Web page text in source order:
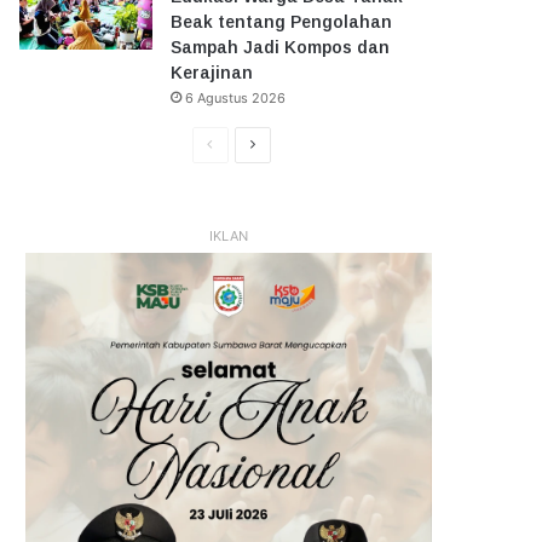
Beak tentang Pengolahan
Sampah Jadi Kompos dan
Kerajinan
6 Agustus 2026
HalamanHalaman
IKLAN